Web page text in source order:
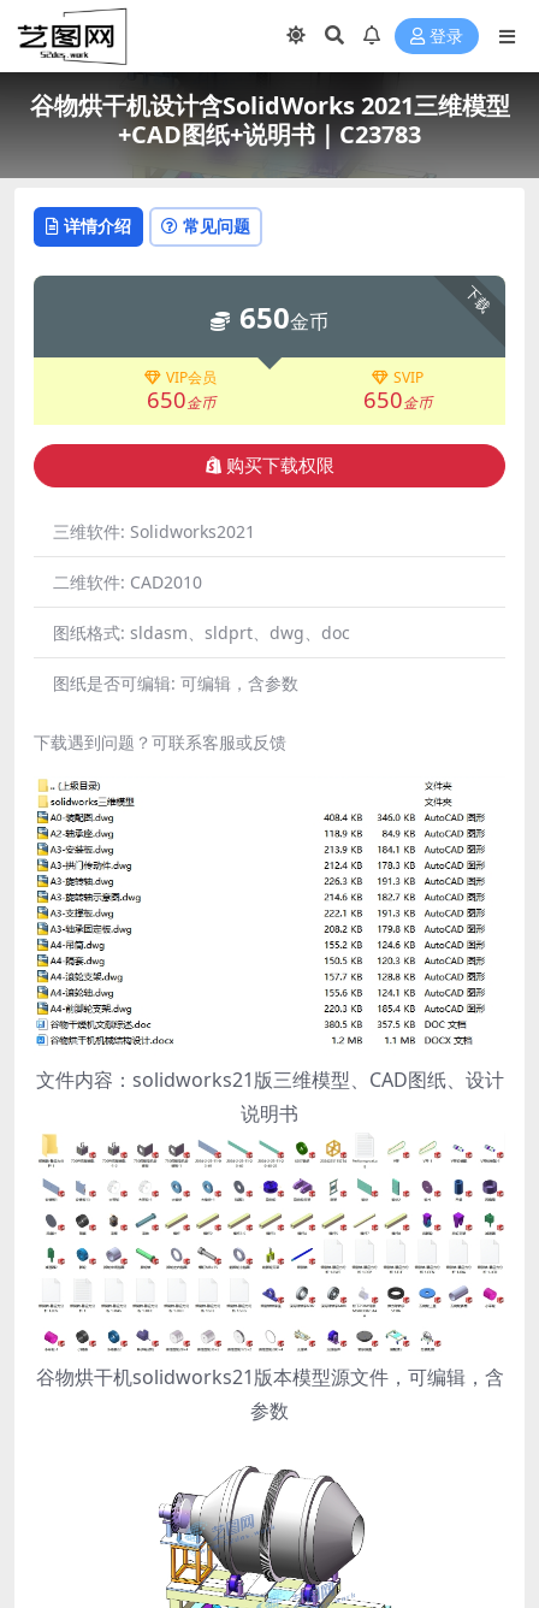
登录
谷物烘干机设计含SolidWorks 2021三维模型
+CAD图纸+说明书｜C23783
详情介绍 常见问题
下载
650金币
VIP会员
650金币
SVIP
650金币
购买下载权限
三维软件: Solidworks2021
二维软件: CAD2010
图纸格式: sldasm、sldprt、dwg、doc
图纸是否可编辑: 可编辑，含参数
下载遇到问题？可联系客服或反馈
文件内容：solidworks21版三维模型、CAD图纸、设计
说明书
谷物烘干机solidworks21版本模型源文件，可编辑，含
参数